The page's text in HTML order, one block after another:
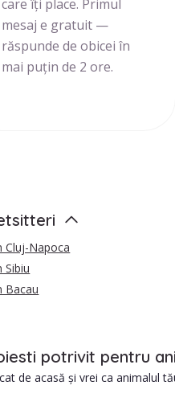
care îți place. Primul
mesaj e gratuit —
răspunde de obicei în
mai puțin de 2 ore.
Cluj-Napoca
Sibiu
Bacau
potrivit pentru
de acasă și vrei ca animalul